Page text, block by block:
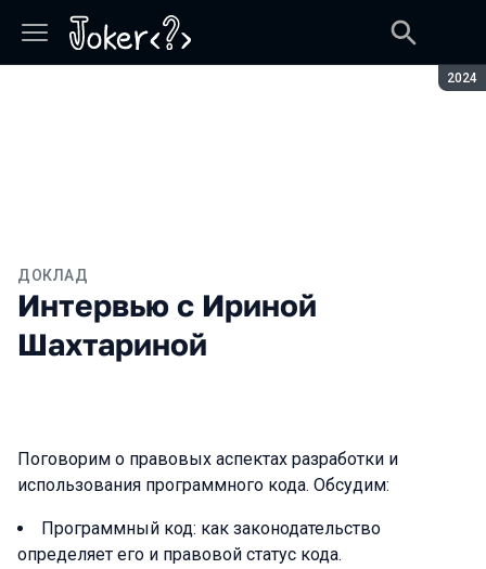
2024
ДОКЛАД
Интервью с Ириной
Шахтариной
Поговорим о правовых аспектах разработки и
использования программного кода. Обсудим:
Программный код: как законодательство
определяет его и правовой статус кода.